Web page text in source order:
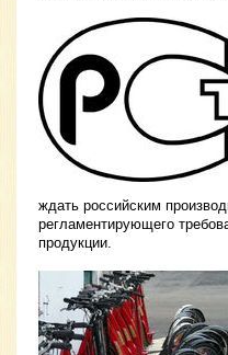
ждать российским
регламентирующего
продукции.